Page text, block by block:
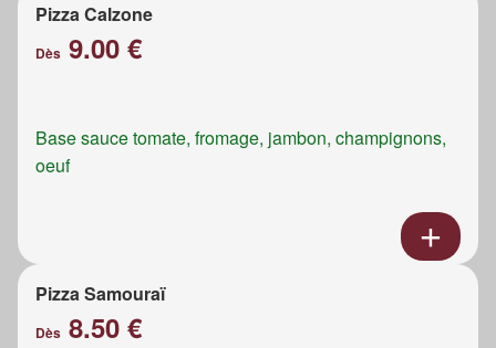
Pizza Calzone
Dès 9.00 €
Base sauce tomate, fromage, jambon, champignons,
oeuf
Pizza Samouraï
Dès 8.50 €